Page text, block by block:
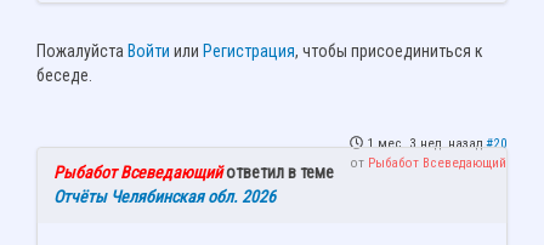
Пожалуйста Войти или Регистрация, чтобы присоединиться к
беседе.
1 мес. 3 нед. назад #20
от Рыбабот Всеведающий
Рыбабот Всеведающийответил в теме
Отчёты Челябинская обл. 2026